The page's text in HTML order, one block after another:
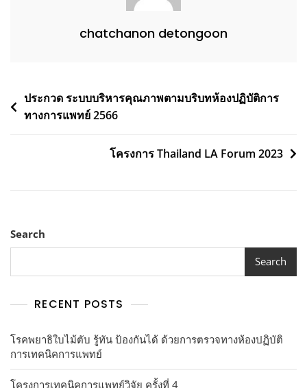
chatchanon detongoon
Post
navigation
ประกวด ระบบบริหารคุณภาพตามบริบทห้องปฏิบัติการ
ทางการแพทย์ 2566
โครงการ Thailand LA Forum 2023
Search
Search
RECENT POSTS
โรคพยาธิใบไม้ตับ รู้ทัน ป้องกันได้ ด้วยการตรวจทางห้องปฏิบัติ
การเทคนิคการแพทย์
โครงการเทคนิคการแพทย์วิจัย ครั้งที่ 4